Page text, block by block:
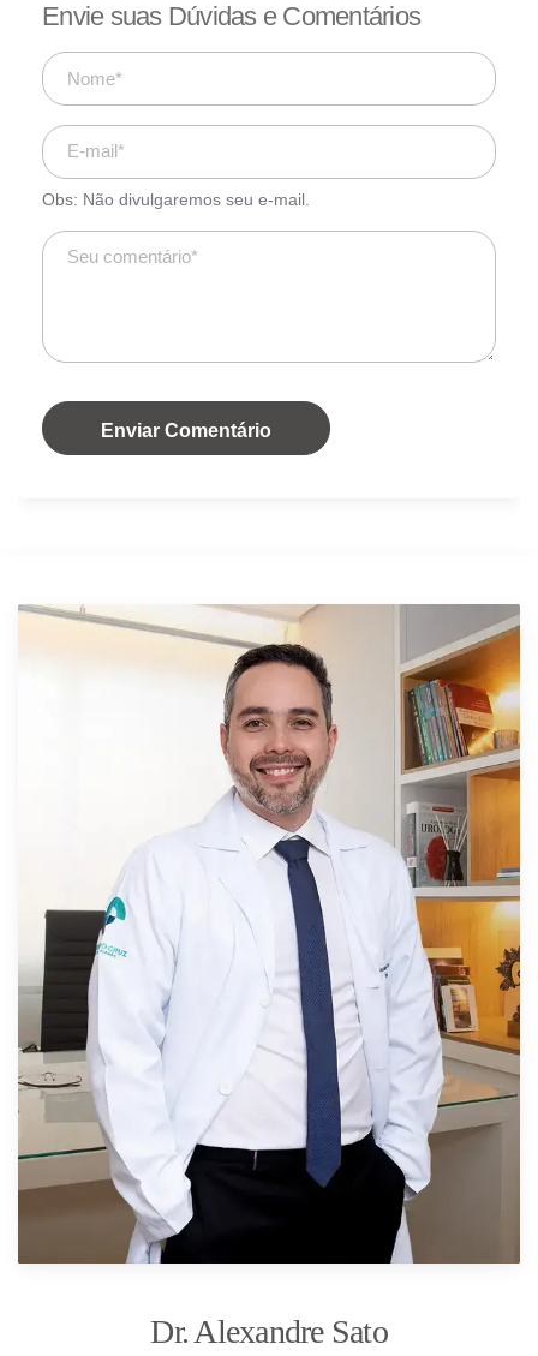
Envie suas Dúvidas e Comentários
Obs: Não divulgaremos seu e-mail.
Enviar Comentário
Dr. Alexandre Sato